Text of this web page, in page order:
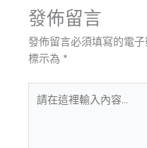
發佈留言
發佈留言必須填寫的電
標示為 *
在